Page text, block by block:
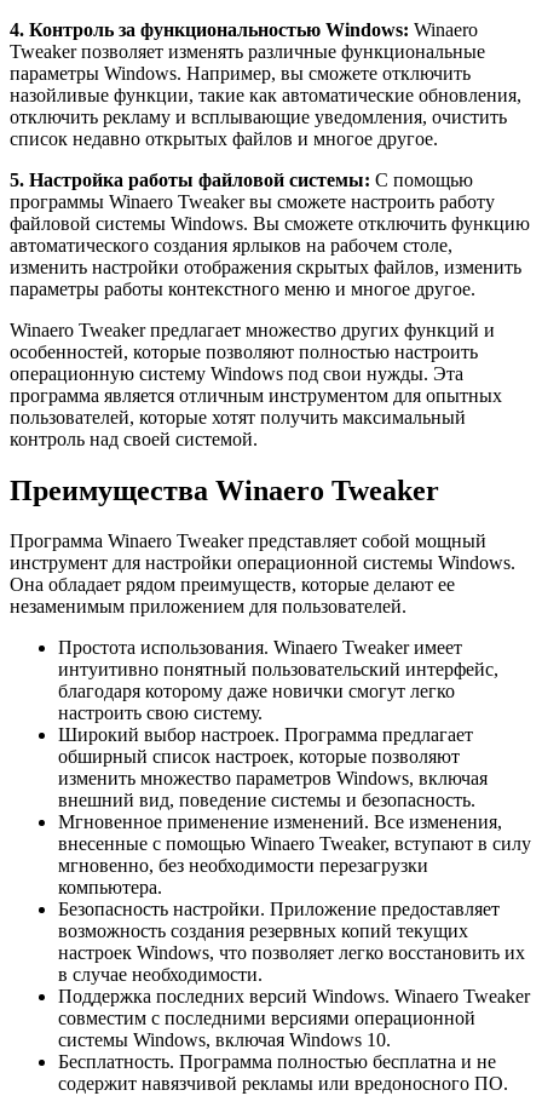
4. Контроль за функциональностью Windows: Winaero
Tweaker позволяет изменять различные функциональные
параметры Windows. Например, вы сможете отключить
назойливые функции, такие как автоматические обновления,
отключить рекламу и всплывающие уведомления, очистить
список недавно открытых файлов и многое другое.
5. Настройка работы файловой системы: С помощью
программы Winaero Tweaker вы сможете настроить работу
файловой системы Windows. Вы сможете отключить функцию
автоматического создания ярлыков на рабочем столе,
изменить настройки отображения скрытых файлов, изменить
параметры работы контекстного меню и многое другое.
Winaero Tweaker предлагает множество других функций и
особенностей, которые позволяют полностью настроить
операционную систему Windows под свои нужды. Эта
программа является отличным инструментом для опытных
пользователей, которые хотят получить максимальный
контроль над своей системой.
Преимущества Winaero Tweaker
Программа Winaero Tweaker представляет собой мощный
инструмент для настройки операционной системы Windows.
Она обладает рядом преимуществ, которые делают ее
незаменимым приложением для пользователей.
Простота использования. Winaero Tweaker имеет
интуитивно понятный пользовательский интерфейс,
благодаря которому даже новички смогут легко
настроить свою систему.
Широкий выбор настроек. Программа предлагает
обширный список настроек, которые позволяют
изменить множество параметров Windows, включая
внешний вид, поведение системы и безопасность.
Мгновенное применение изменений. Все изменения,
внесенные с помощью Winaero Tweaker, вступают в силу
мгновенно, без необходимости перезагрузки
компьютера.
Безопасность настройки. Приложение предоставляет
возможность создания резервных копий текущих
настроек Windows, что позволяет легко восстановить их
в случае необходимости.
Поддержка последних версий Windows. Winaero Tweaker
совместим с последними версиями операционной
системы Windows, включая Windows 10.
Бесплатность. Программа полностью бесплатна и не
содержит навязчивой рекламы или вредоносного ПО.